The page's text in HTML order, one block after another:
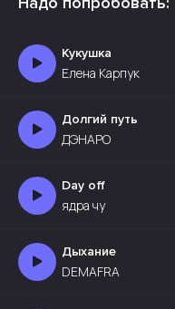
Кукушка
Елена Карпук
Долгий путь
ДЭНАРО
Day off
ядра чу
Дыхание
DEMAFRA